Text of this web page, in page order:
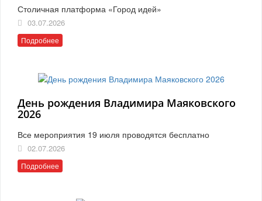
Столичная платформа «Город идей»
03.07.2026
Подробнее
День рождения Владимира Маяковского
2026
Все мероприятия 19 июля проводятся бесплатно
02.07.2026
Подробнее